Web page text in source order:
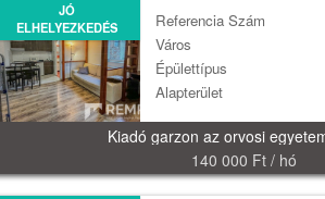
JÓ
ELHELYEZKEDÉS
Kiadó garzon az orvosi
140 000 Ft / hó
Referencia Szám
Város
Épülettípus
Alapterület